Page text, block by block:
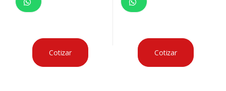
Cotizar Cotizar